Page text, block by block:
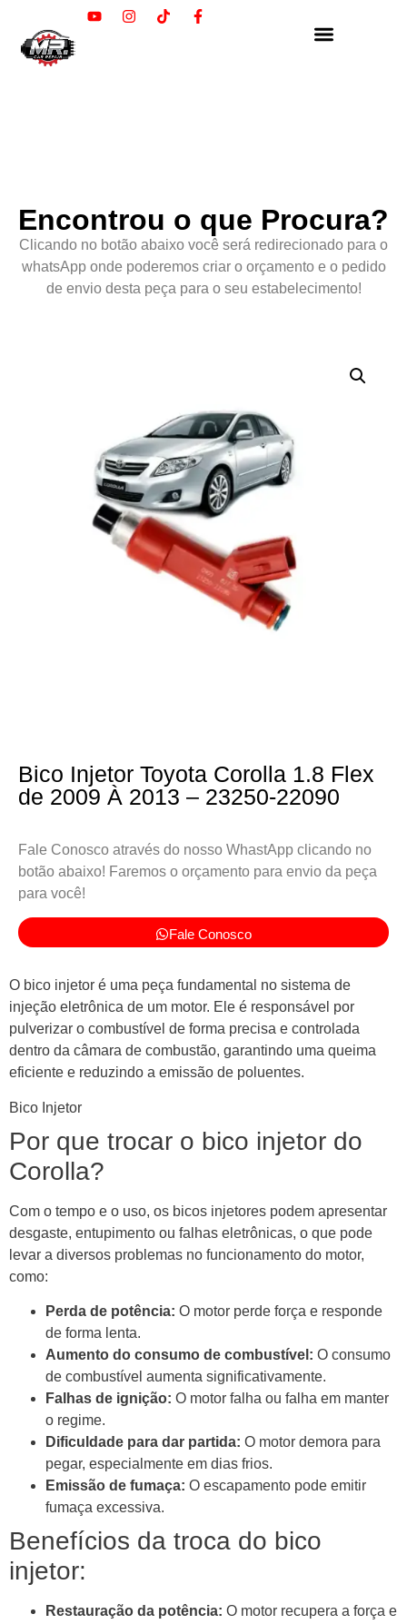
Encontrou o que Procura?
Clicando no botão abaixo você será redirecionado para o
whatsApp onde poderemos criar o orçamento e o pedido
de envio desta peça para o seu estabelecimento!
Bico Injetor Toyota Corolla 1.8 Flex
de 2009 À 2013 – 23250-22090
Fale Conosco através do nosso WhastApp clicando no
botão abaixo! Faremos o orçamento para envio da peça
para você!
Fale Conosco
O bico injetor é uma peça fundamental no sistema de
injeção eletrônica de um motor. Ele é responsável por
pulverizar o combustível de forma precisa e controlada
dentro da câmara de combustão, garantindo uma queima
eficiente e reduzindo a emissão de poluentes.
Bico Injetor
Por que trocar o bico injetor do
Corolla?
Com o tempo e o uso, os bicos injetores podem apresentar
desgaste, entupimento ou falhas eletrônicas, o que pode
levar a diversos problemas no funcionamento do motor,
como:
Perda de potência: O motor perde força e responde
de forma lenta.
Aumento do consumo de combustível: O consumo
de combustível aumenta significativamente.
Falhas de ignição: O motor falha ou falha em manter
o regime.
Dificuldade para dar partida: O motor demora para
pegar, especialmente em dias frios.
Emissão de fumaça: O escapamento pode emitir
fumaça excessiva.
Benefícios da troca do bico
injetor:
Restauração da potência: O motor recupera a força e